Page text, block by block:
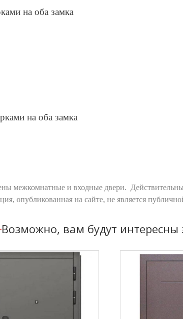
на оба замка
на оба замка
межкомнатные и входные двери.
опубликованная на сайте, не является
Возможно, вам будут интересны